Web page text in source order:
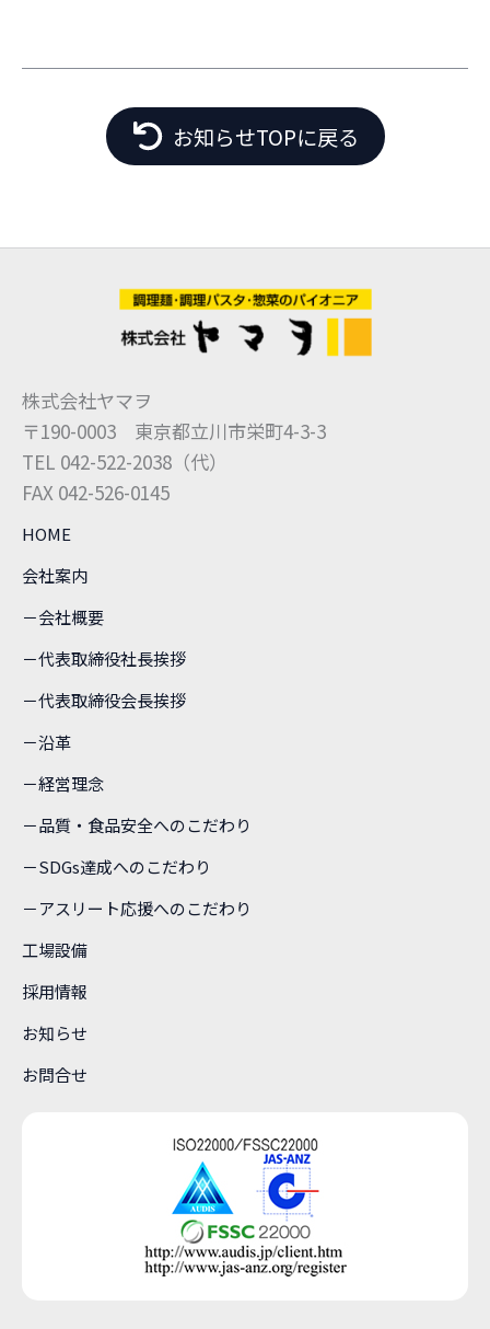
お知らせTOPに戻る
株式会社ヤマヲ
〒190-0003 東京都立川市栄町4-3-3
TEL 042-522-2038（代）
FAX 042-526-0145
HOME
会社案内
－会社概要
－代表取締役社長挨拶
－代表取締役会長挨拶
－沿革
－経営理念
－品質・食品安全へのこだわり
－SDGs達成へのこだわり
－アスリート応援へのこだわり
工場設備
採用情報
お知らせ
お問合せ